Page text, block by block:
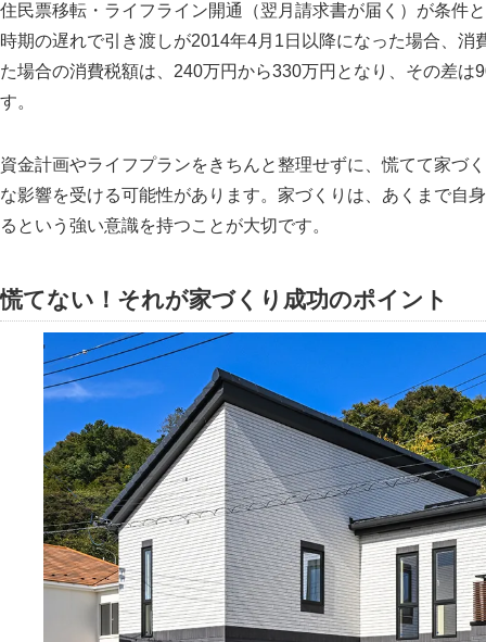
住民票移転・ライフライン開通（翌月請求書が届く）が条件
時期の遅れで引き渡しが2014年4月1日以降になった場合、
た場合の消費税額は、240万円から330万円となり、その差
す。
資金計画やライフプランをきちんと整理せずに、慌てて家づ
な影響を受ける可能性があります。家づくりは、あくまで自
るという強い意識を持つことが大切です。
慌てない！それが家づくり成功のポイント